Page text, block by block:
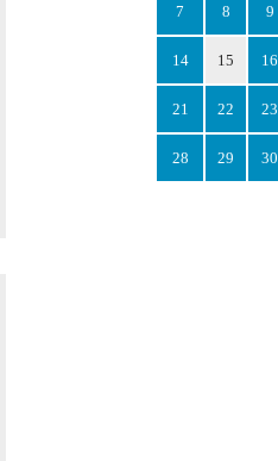
7 8 9
14 15 16
21 22 23
28 29 30